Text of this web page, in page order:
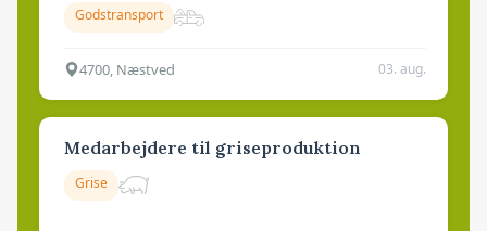
Godstransport
4700, Næstved 03. aug.
Medarbejdere til griseproduktion
Grise